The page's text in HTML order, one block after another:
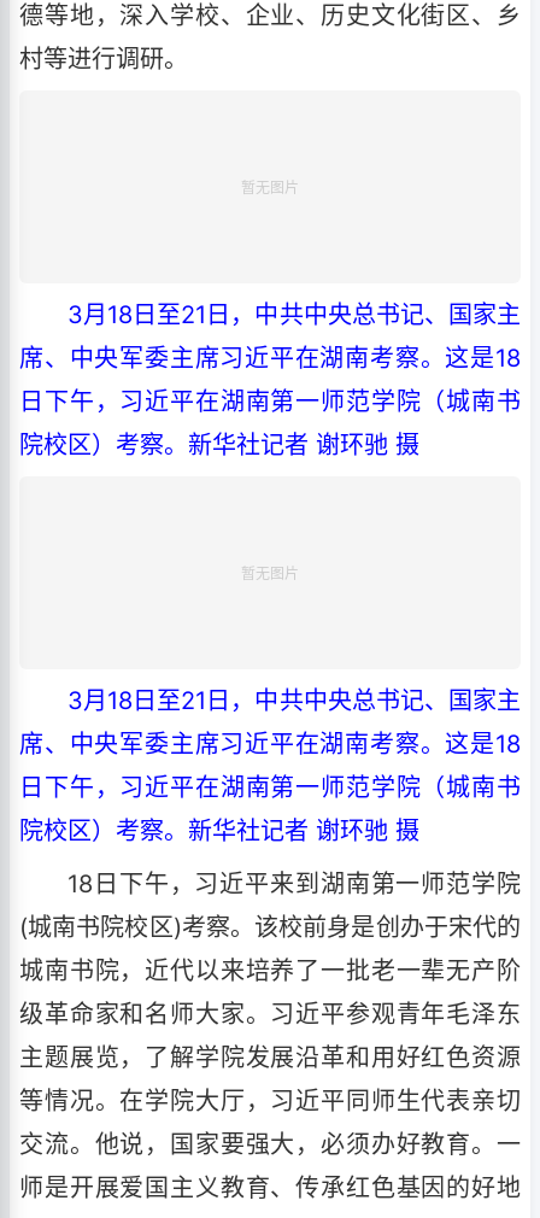
德等地，深入学校、企业、历史文化街区、乡
村等进行调研。
3月18日至21日，中共中央总书记、国家主
席、中央军委主席习近平在湖南考察。这是18
日下午，习近平在湖南第一师范学院（城南书
院校区）考察。新华社记者 谢环驰 摄
3月18日至21日，中共中央总书记、国家主
席、中央军委主席习近平在湖南考察。这是18
日下午，习近平在湖南第一师范学院（城南书
院校区）考察。新华社记者 谢环驰 摄
18日下午，习近平来到湖南第一师范学院
(城南书院校区)考察。该校前身是创办于宋代的
城南书院，近代以来培养了一批老一辈无产阶
级革命家和名师大家。习近平参观青年毛泽东
主题展览，了解学院发展沿革和用好红色资源
等情况。在学院大厅，习近平同师生代表亲切
交流。他说，国家要强大，必须办好教育。一
师是开展爱国主义教育、传承红色基因的好地